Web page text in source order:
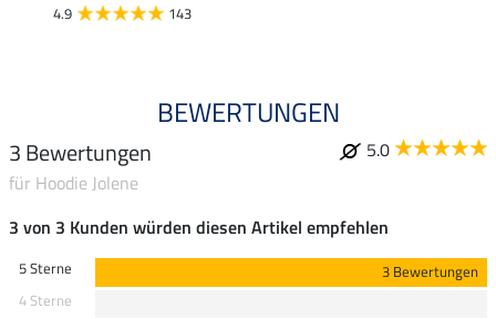
4.9 143
BEWERTUNGEN
3 Bewertungen
5.0
für Hoodie Jolene
3 von 3 Kunden würden diesen Artikel empfehlen
5 Sterne
3 Bewertungen
4 Sterne